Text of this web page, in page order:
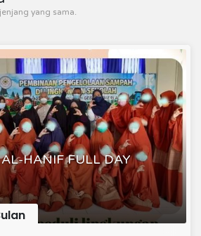
yang sama.
HANIF FULL DAY